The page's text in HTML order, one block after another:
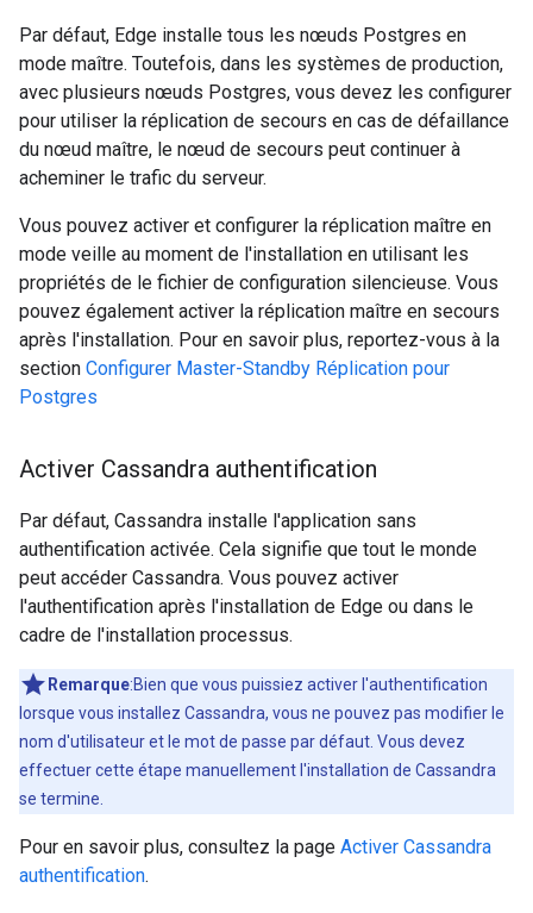
Par défaut, Edge installe tous les nœuds Postgres en
mode maître. Toutefois, dans les systèmes de production,
avec plusieurs nœuds Postgres, vous devez les configurer
pour utiliser la réplication de secours en cas de défaillance
du nœud maître, le nœud de secours peut continuer à
acheminer le trafic du serveur.
Vous pouvez activer et configurer la réplication maître en
mode veille au moment de l'installation en utilisant les
propriétés de le fichier de configuration silencieuse. Vous
pouvez également activer la réplication maître en secours
après l'installation. Pour en savoir plus, reportez-vous à la
section Configurer Master-Standby Réplication pour
Postgres
Activer Cassandra authentification
Par défaut, Cassandra installe l'application sans
authentification activée. Cela signifie que tout le monde
peut accéder Cassandra. Vous pouvez activer
l'authentification après l'installation de Edge ou dans le
cadre de l'installation processus.
Remarque:Bien que vous puissiez activer l'authentification
lorsque vous installez Cassandra, vous ne pouvez pas modifier le
nom d'utilisateur et le mot de passe par défaut. Vous devez
effectuer cette étape manuellement l'installation de Cassandra
se termine.
Pour en savoir plus, consultez la page Activer Cassandra
authentification.